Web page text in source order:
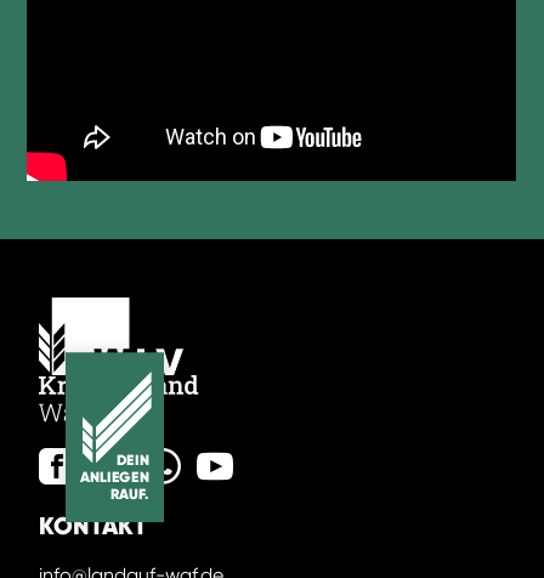
DEIN
ANLIEGEN
RAUF.
KONTAKT